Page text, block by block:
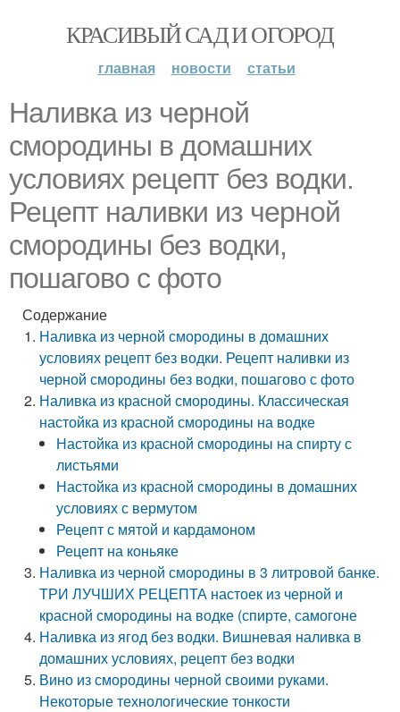
КРАСИВЫЙ САД И ОГОРОД
главная новости статьи
Наливка из черной
смородины в домашних
условиях рецепт без водки.
Рецепт наливки из черной
смородины без водки,
пошагово с фото
Содержание
Наливка из черной смородины в домашних
условиях рецепт без водки. Рецепт наливки из
черной смородины без водки, пошагово с фото
Наливка из красной смородины. Классическая
настойка из красной смородины на водке
Настойка из красной смородины на спирту с
листьями
Настойка из красной смородины в домашних
условиях с вермутом
Рецепт с мятой и кардамоном
Рецепт на коньяке
Наливка из черной смородины в 3 литровой банке.
ТРИ ЛУЧШИХ РЕЦЕПТА настоек из черной и
красной смородины на водке (спирте, самогоне
Наливка из ягод без водки. Вишневая наливка в
домашних условиях, рецепт без водки
Вино из смородины черной своими руками.
Некоторые технологические тонкости